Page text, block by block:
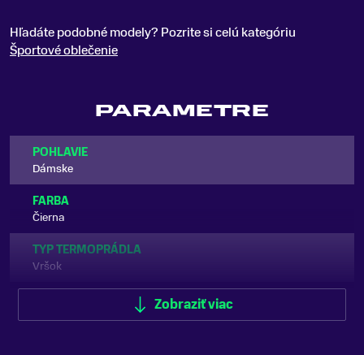
Hľadáte podobné modely? Pozrite si celú kategóriu
Športové oblečenie
PARAMETRE
POHLAVIE
Dámske
FARBA
Čierna
TYP TERMOPRÁDLA
Vršok
Zobraziť viac